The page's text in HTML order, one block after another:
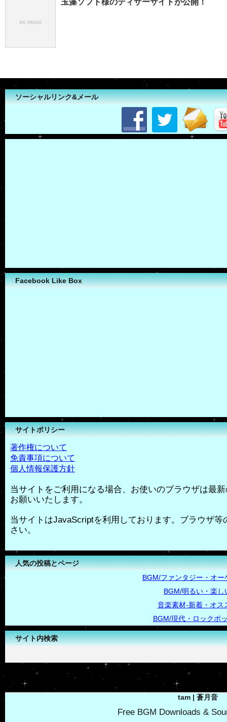
玉藻ソフト様のティザーサイトが公開！
ソーシャルリンク&メール
Facebook Like Box
サイトポリシー
著作権について
免責事項について
個人情報保護方針
当サイトをご利用になる場合、お使いのブラウザは最
お願いいたします。
当サイトはJavaScriptを利用しております。ブラウザ
さい。
人気の投稿とページ
BGM/ファンタジー・オー
BGM/明るい・楽し
音楽素材-新着・オス
BGM/現代・ロックポ
サイト内検索
tam | 蒼月音
Free BGM Downloads &